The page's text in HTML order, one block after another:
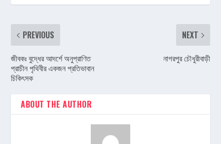
PREVIOUS
জীবকঃ বুদ্ধের আদর্শে অনুপ্রাণিত
প্রাচীন পৃথিবীর একজন প্রতিভাবান
চিকিৎসক
NEXT
নাগরপুর চৌধুরীবাড়ী
ABOUT THE AUTHOR